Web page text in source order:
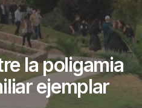
la poligamia
ejemplar